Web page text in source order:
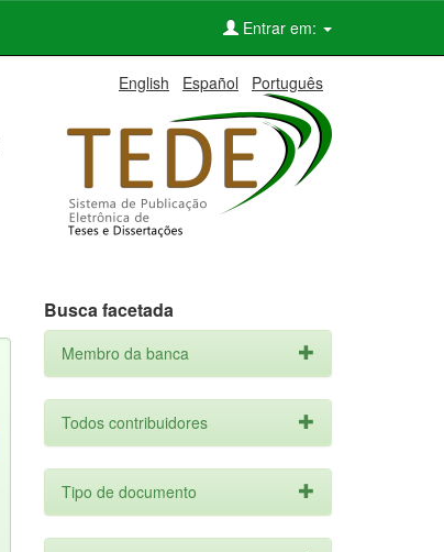
Entrar em:
English Español Português
Busca facetada
Membro da banca
Todos contribuidores
Tipo de documento